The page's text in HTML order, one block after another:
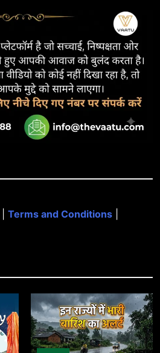
Terms and Conditions